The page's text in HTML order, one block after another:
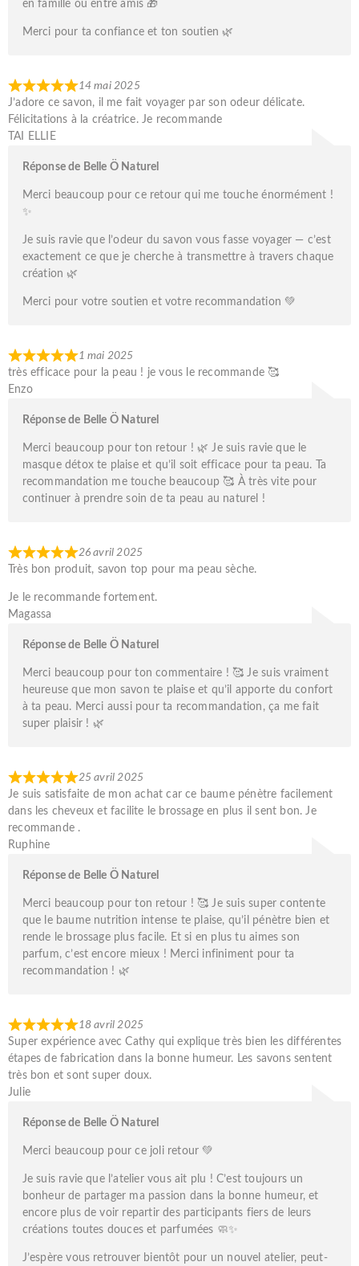
en famille ou entre amis 🎁
Merci pour ta confiance et ton soutien 🌿
14 mai 2025
J’adore ce savon, il me fait voyager par son odeur délicate.
Félicitations à la créatrice. Je recommande
TAI ELLIE
Réponse de Belle Ö Naturel
Merci beaucoup pour ce retour qui me touche énormément !
✨
Je suis ravie que l’odeur du savon vous fasse voyager — c’est
exactement ce que je cherche à transmettre à travers chaque
création 🌿
Merci pour votre soutien et votre recommandation 💚
1 mai 2025
très efficace pour la peau ! je vous le recommande 🥰
Enzo
Réponse de Belle Ö Naturel
Merci beaucoup pour ton retour ! 🌿 Je suis ravie que le
masque détox te plaise et qu’il soit efficace pour ta peau. Ta
recommandation me touche beaucoup 🥰 À très vite pour
continuer à prendre soin de ta peau au naturel !
26 avril 2025
Très bon produit, savon top pour ma peau sèche.
Je le recommande fortement.
Magassa
Réponse de Belle Ö Naturel
Merci beaucoup pour ton commentaire ! 🥰 Je suis vraiment
heureuse que mon savon te plaise et qu’il apporte du confort
à ta peau. Merci aussi pour ta recommandation, ça me fait
super plaisir ! 🌿
25 avril 2025
Je suis satisfaite de mon achat car ce baume pénètre facilement
dans les cheveux et facilite le brossage en plus il sent bon. Je
recommande .
Ruphine
Réponse de Belle Ö Naturel
Merci beaucoup pour ton retour ! 🥰 Je suis super contente
que le baume nutrition intense te plaise, qu’il pénètre bien et
rende le brossage plus facile. Et si en plus tu aimes son
parfum, c’est encore mieux ! Merci infiniment pour ta
recommandation ! 🌿
18 avril 2025
Super expérience avec Cathy qui explique très bien les différentes
étapes de fabrication dans la bonne humeur. Les savons sentent
très bon et sont super doux.
Julie
Réponse de Belle Ö Naturel
Merci beaucoup pour ce joli retour 💚
Je suis ravie que l’atelier vous ait plu ! C’est toujours un
bonheur de partager ma passion dans la bonne humeur, et
encore plus de voir repartir des participants fiers de leurs
créations toutes douces et parfumées 🧼✨
J’espère vous retrouver bientôt pour un nouvel atelier, peut-